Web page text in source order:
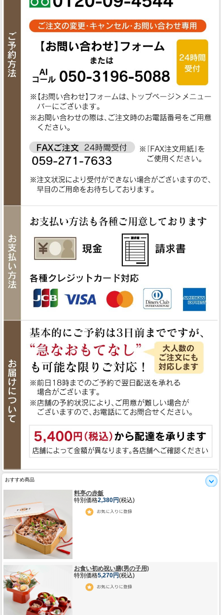
おすすめ商品
料亭の赤飯
特別価格2,380円(税込)
お食い初め祝い膳(男の子用)
特別価格5,270円(税込)